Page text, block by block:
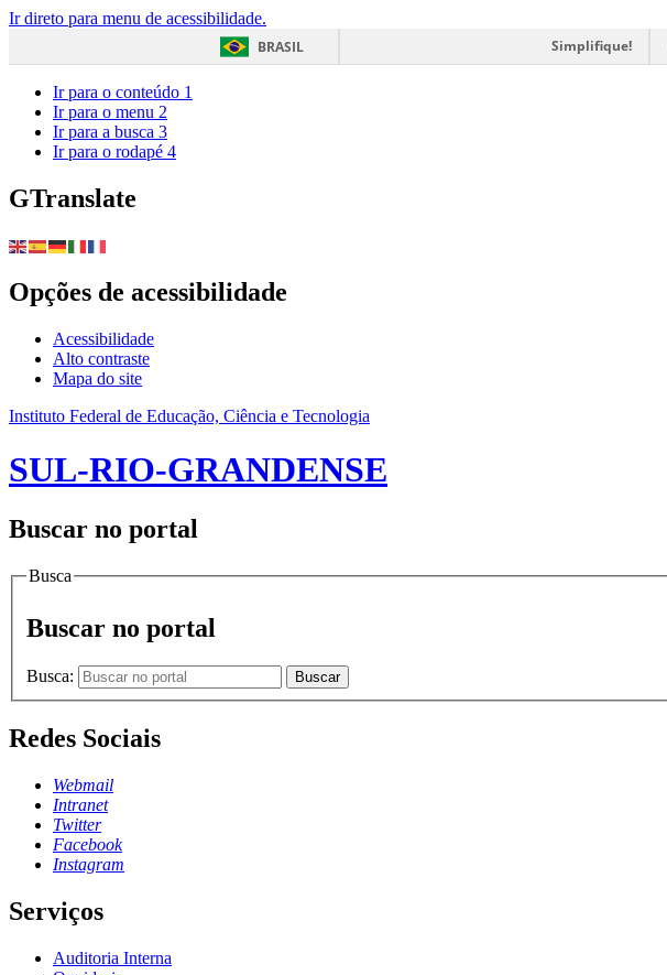
Ir direto para menu de acessibilidade.
BRASIL
Simplifique!
Ir para o conteúdo 1
Ir para o menu 2
Ir para a busca 3
Ir para o rodapé 4
GTranslate
Opções de acessibilidade
Acessibilidade
Alto contraste
Mapa do site
Instituto Federal de Educação, Ciência e Tecnologia
SUL-RIO-GRANDENSE
Buscar no portal
Busca
Buscar no portal
Busca: Buscar
Redes Sociais
Webmail
Intranet
Twitter
Facebook
Instagram
Serviços
Auditoria Interna